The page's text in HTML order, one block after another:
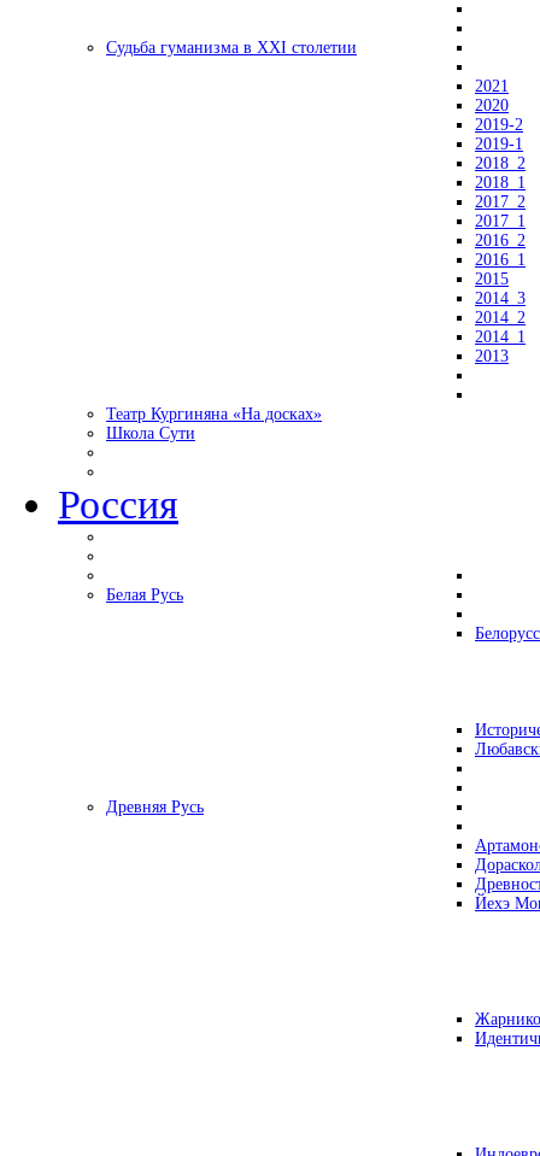
Судьба гуманизма в XXI столетии
2021
2020
2019-2
2019-1
2018_2
2018_1
2017_2
2017_1
2016_2
2016_1
2015
2014_3
2014_2
2014_1
2013
Театр Кургиняна «На досках»
Школа Сути
Россия
Белая Русь
Древняя Русь
Йехэ